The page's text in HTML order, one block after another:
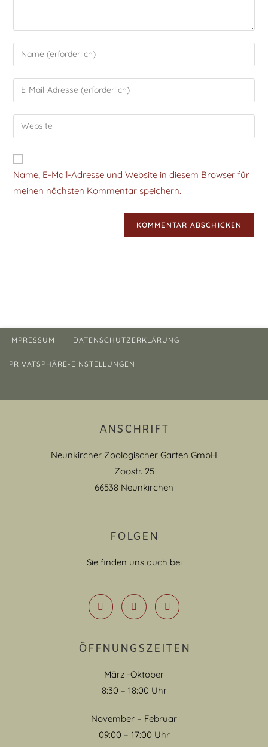
Name, E-Mail-Adresse und Website in diesem Browser für
meinen nächsten Kommentar speichern.
IMPRESSUM DATENSCHUTZERKLÄRUNG
PRIVATSPHÄRE-EINSTELLUNGEN
ANSCHRIFT
Neunkircher Zoologischer Garten GmbH
Zoostr. 25
66538 Neunkirchen
FOLGEN
Sie finden uns auch bei
ÖFFNUNGSZEITEN
März -Oktober
8:30 – 18:00 Uhr
November – Februar
09:00 – 17:00 Uhr